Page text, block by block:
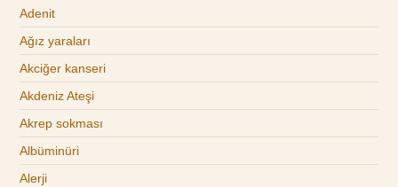
Adenit
Ağız yaraları
Akciğer kanseri
Akdeniz Ateşi
Akrep sokması
Albüminüri
Alerji